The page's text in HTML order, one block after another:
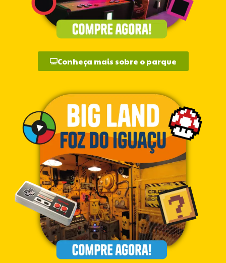
Conheça mais sobre o parque